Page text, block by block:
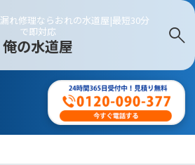
れ修理ならおれの水道屋|最短30分
で即対応
俺の水道屋